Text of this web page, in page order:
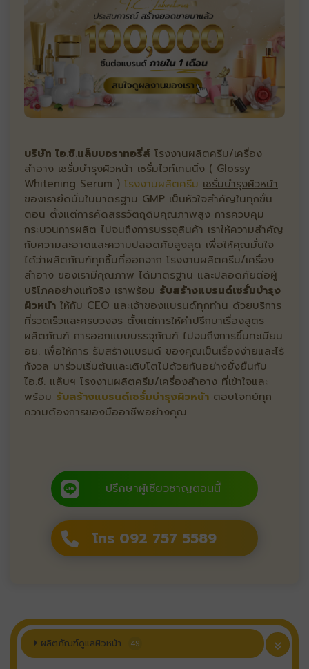
บริษัท ไอ.ซี.แล็บบอราทอรี่ส์ โรงงานผลิตครีม/เครื่อง
สำอาง เซรั่มบำรุงผิวหน้า เซรั่มไวท์เทนนิ่ง ( Glossy
Whitening Serum ) โรงงานผลิตครีม เซรั่มบำรุงผิวหน้า
ของเรายึดมั่นในมาตรฐาน GMP เป็นหัวใจสำคัญในทุกขั้น
ตอน ตั้งแต่การคัดสรรวัตถุดิบคุณภาพสูง การควบคุม
กระบวนการผลิต ไปจนถึงการบรรจุสินค้า เราให้ความสำคัญ
กับความสะอาดและความปลอดภัยสูงสุด เพื่อให้คุณมั่นใจ
ได้ว่าผลิตภัณฑ์ทุกชิ้นที่ออกจาก โรงงานผลิตครีม/เครื่อง
สำอาง ของเรามีคุณภาพ ได้มาตรฐาน และปลอดภัยต่อผู้
บริโภคอย่างแท้จริง เราพร้อม รับสร้างแบรนด์เซรั่มบำรุง
ผิวหน้า ให้กับ CEO และเจ้าของแบรนด์ทุกท่าน ด้วยบริการ
ที่รวดเร็วและครบวงจร ตั้งแต่การให้คำปรึกษาเรื่องสูตร
ผลิตภัณฑ์ การออกแบบบรรจุภัณฑ์ ไปจนถึงการขึ้นทะเบียน
อย. เพื่อให้การ รับสร้างแบรนด์ ของคุณเป็นเรื่องง่ายและไร้
กังวล มาร่วมเริ่มต้นและเติบโตไปด้วยกันอย่างยั่งยืนกับ
ไอ.ซี. แล็บฯ โรงงานผลิตครีม/เครื่องสำอาง ที่เข้าใจและ
พร้อม รับสร้างแบรนด์เซรั่มบำรุงผิวหน้า ตอบโจทย์ทุก
ความต้องการของมืออาชีพอย่างคุณ
ปรึกษาผู้เชียวชาญตอนนี้
โทร 092 757 5589
ผลิตภัณฑ์ดูแลผิวหน้า 49